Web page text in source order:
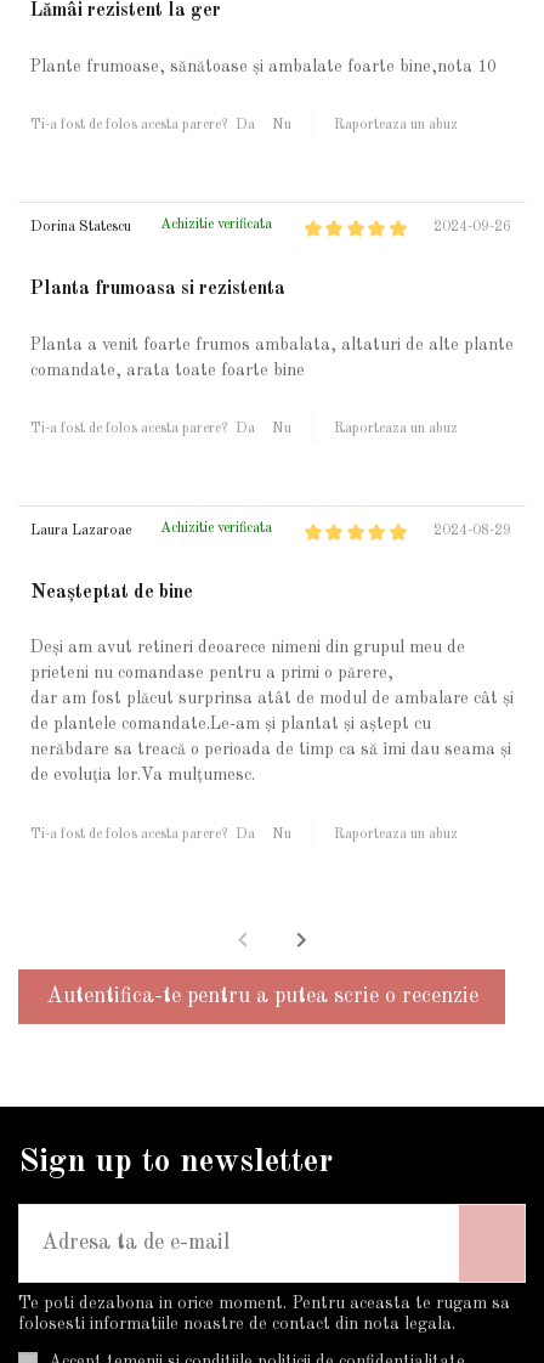
Lămâi rezistent la ger
Plante frumoase, sănătoase și ambalate foarte bine,nota 10
Ti-a fost de folos acesta parere? Da Nu Raporteaza un abuz
Dorina Statescu Achizitie verificata 2024-09-26
Planta frumoasa si rezistenta
Planta a venit foarte frumos ambalata, altaturi de alte plante
comandate, arata toate foarte bine
Ti-a fost de folos acesta parere? Da Nu Raporteaza un abuz
Laura Lazaroae Achizitie verificata 2024-08-29
Neașteptat de bine
Deși am avut retineri deoarece nimeni din grupul meu de
prieteni nu comandase pentru a primi o părere,
dar am fost plăcut surprinsa atât de modul de ambalare cât și
de plantele comandate.Le-am și plantat și aștept cu
nerăbdare sa treacă o perioada de timp ca să îmi dau seama și
de evoluția lor.Va mulțumesc.
Ti-a fost de folos acesta parere? Da Nu Raporteaza un abuz
Autentifica-te pentru a putea scrie o recenzie
Sign up to newsletter
Te poti dezabona in orice moment. Pentru aceasta te rugam sa
folosesti informatiile noastre de contact din nota legala.